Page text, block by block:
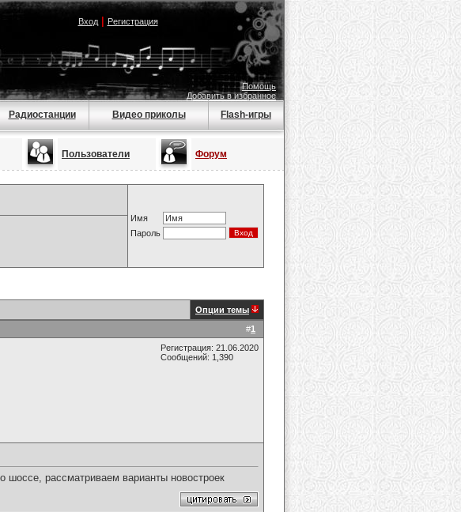
Вход| Регистрация
Помощь
Добавить в избранное
Радиостанции Видео приколы Flash-игры
Пользователи Форум
Имя
Пароль
Опции темы
#1
Регистрация: 21.06.2020
Сообщений: 1,390
шоссе, рассматриваем варианты новостроек